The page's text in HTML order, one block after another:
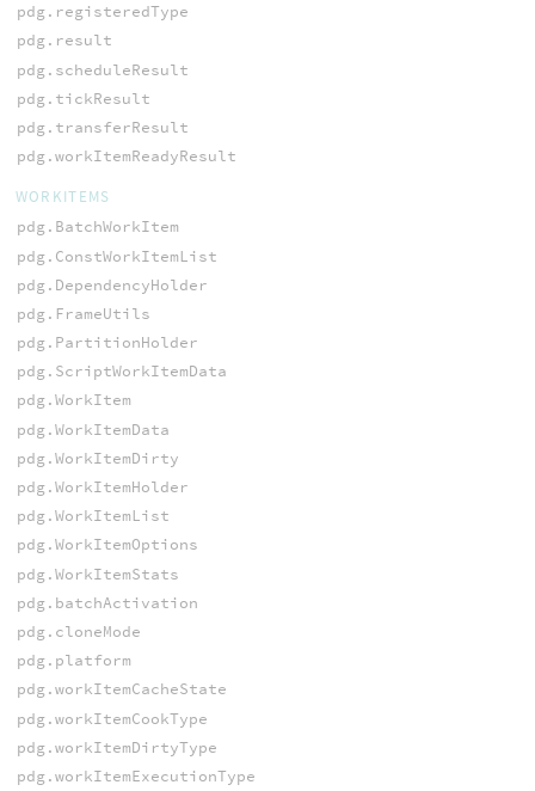
pdg.registeredType
pdg.result
pdg.scheduleResult
pdg.tickResult
pdg.transferResult
pdg.workItemReadyResult
WORKITEMS
pdg.BatchWorkItem
pdg.ConstWorkItemList
pdg.DependencyHolder
pdg.FrameUtils
pdg.PartitionHolder
pdg.ScriptWorkItemData
pdg.WorkItem
pdg.WorkItemData
pdg.WorkItemDirty
pdg.WorkItemHolder
pdg.WorkItemList
pdg.WorkItemOptions
pdg.WorkItemStats
pdg.batchActivation
pdg.cloneMode
pdg.platform
pdg.workItemCacheState
pdg.workItemCookType
pdg.workItemDirtyType
pdg.workItemExecutionType